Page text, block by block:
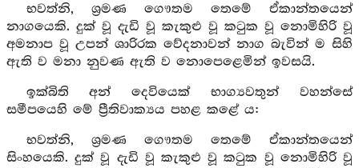
භවත්නි, ශ්‍රමණ ගෞතම තෙමේ ඒකාන්තයෙන්
නාගයෙකි. දුක් වූ දැඩි වූ කැකුළු වූ කටුක වූ නොමිහිරි වූ
අමනාප වූ උපන් ශාරිරක වේදනාවන් නාග බැවින් ම සිහි
ඇති ව මනා නුවණ ඇති ව නොපෙළෙමින් ඉවසයි.
ඉක්බිති අන් දෙවියෙක් භාග්‍යවතුන් වහන්සේ
සමීපයෙහි මේ ප්‍රීතිවාක්‍යය පහළ කළේ ය:
භවත්නි, ශ්‍රමණ ගෞතම තෙමේ ඒකාන්තයෙන්
සිංහයෙකි. දුක් වූ දැඩි වූ කැකුළු වූ කටුක වූ නොමිහිරි වූ